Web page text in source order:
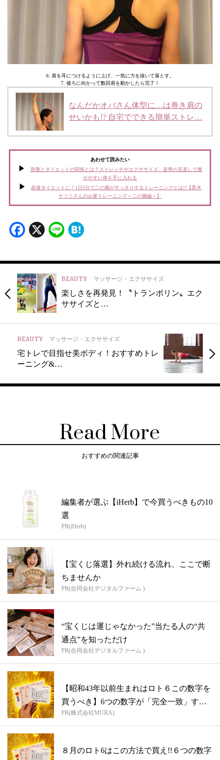
6. 肩を耳につけるように上げ、一気に力を抜いて落とす。
7. 後ろに向かって数回肩を動かしたら完了！
なんだかオバさん体型に…は巻き肩の
せいかも!? 自宅でできる簡単ストレ…
あわせて読みたい
骨盤とダイエットの関係とは？ストレッチやエクササイズ、姿勢の見直しで痩
せやすい体を手に入れる
産後ダイエットに！1日5分で二の腕がすっきりするトレーニングとは!?【黒木
ナツミさんのお家トレーニング＜二の腕編＞】
Facebook
X Line
BEAUTY マッサージ・エクササイズ
楽しさを再発見！〝トランポリン〟エク
ササイズと…
BEAUTY マッサージ・エクササイズ
宅トレで目指せ美ボディ！おすすめトレ
ーニング&…
Read More
おすすめの関連記事
編集者が選ぶ【iHerb】で今買うべきもの10
選
PR(iHerb)
【宝くじ落選】外れ続ける流れ、ここで断
ちませんか
PR(合同会社デジタルファーム )
“宝くじは運じゃなかった”当たる人の“共
通点”を知っただけ
PR(合同会社デジタルファーム )
【昭和43年以前生まれはロト６この数字を
買うべき】6つの数字が「完全一致」する
方...
PR(株式会社MURA)
８月のロト6はこの方法で買え!!６つの数字